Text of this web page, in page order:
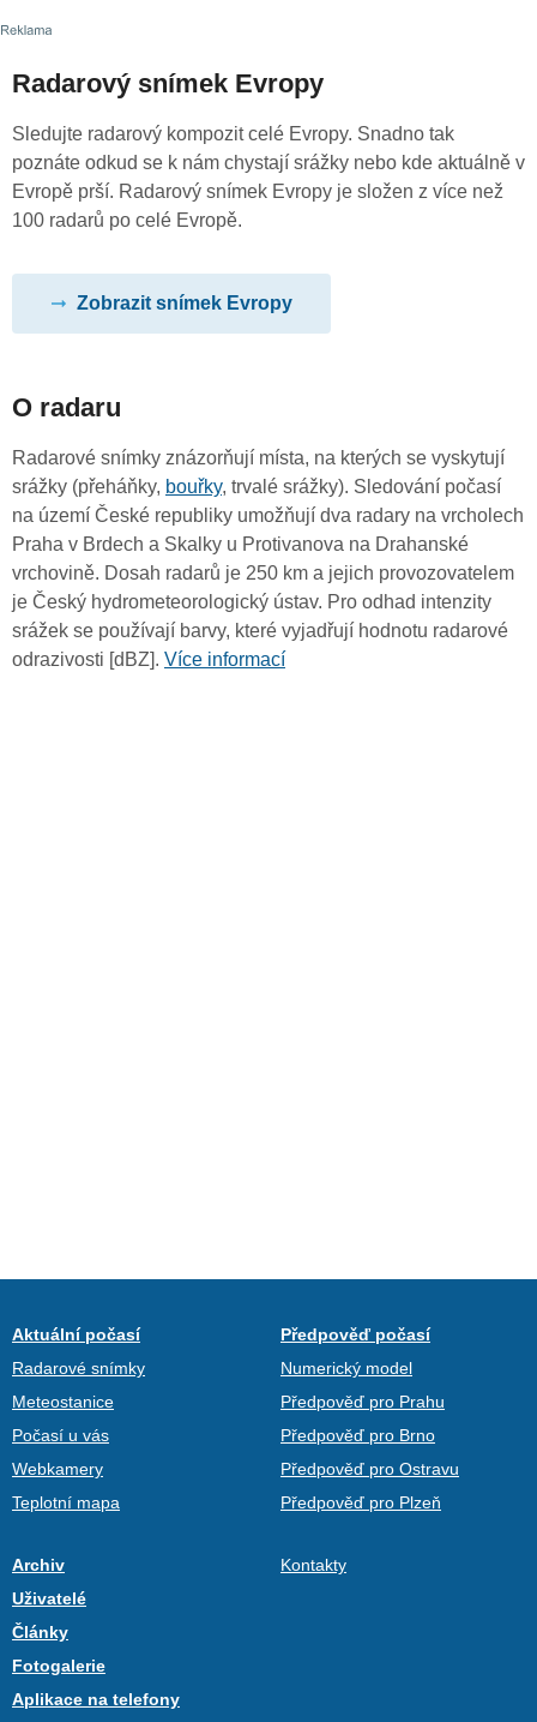
Radarový snímek Evropy
Sledujte radarový kompozit celé Evropy. Snadno tak
poznáte odkud se k nám chystají srážky nebo kde aktuálně v
Evropě prší. Radarový snímek Evropy je složen z více než
100 radarů po celé Evropě.
Zobrazit snímek Evropy
O radaru
Radarové snímky znázorňují místa, na kterých se vyskytují
srážky (přeháňky, bouřky, trvalé srážky). Sledování počasí
na území České republiky umožňují dva radary na vrcholech
Praha v Brdech a Skalky u Protivanova na Drahanské
vrchovině. Dosah radarů je 250 km a jejich provozovatelem
je Český hydrometeorologický ústav. Pro odhad intenzity
srážek se používají barvy, které vyjadřují hodnotu radarové
odrazivosti [dBZ]. Více informací
Aktuální počasí
Radarové snímky
Meteostanice
Počasí u vás
Webkamery
Teplotní mapa
Předpověď počasí
Numerický model
Předpověď pro Prahu
Předpověď pro Brno
Předpověď pro Ostravu
Předpověď pro Plzeň
Archiv
Uživatelé
Články
Fotogalerie
Aplikace na telefony
Kontakty